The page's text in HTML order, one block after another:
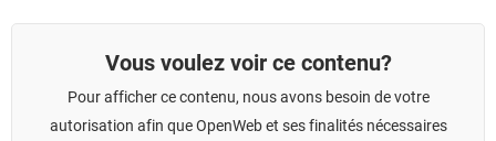
Vous voulez voir ce contenu?
Pour afficher ce contenu, nous avons besoin de votre
autorisation afin que OpenWeb et ses finalités nécessaires